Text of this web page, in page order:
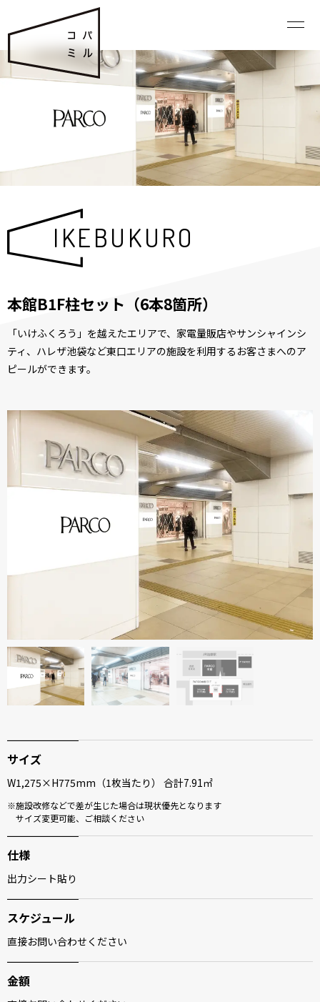
IKEBUKURO
本館B1F柱セット（6本8箇所）
「いけふくろう」を越えたエリアで、家電量販店やサンシャインシ
ティ、ハレザ池袋など東口エリアの施設を利用するお客さまへのア
ピールができます。
サイズ
W1,275×H775mm（1枚当たり） 合計7.91㎡
施設改修などで差が生じた場合は現状優先となります
サイズ変更可能、ご相談ください
仕様
出力シート貼り
スケジュール
直接お問い合わせください
金額